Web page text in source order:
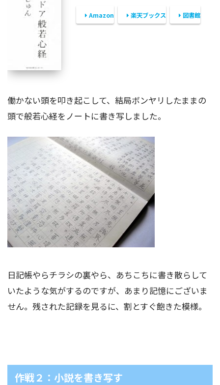
Amazon 楽天ブックス 図書館
働かない頭を叩き起こして、結局ボンヤリしたままの
頭で般若心経をノートに書き写しました。
日記帳やらチラシの裏やら、あちこちに書き散らして
いたような気がするのですが、あまり記憶にございま
せん。残された記録を見るに、割とすぐ飽きた模様。
作戦２：小説を書き写す